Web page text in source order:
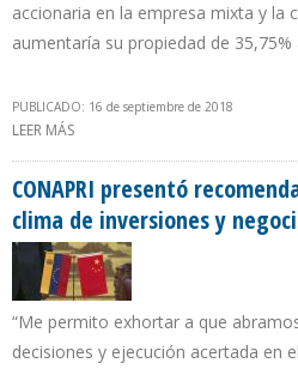
accionaria en la empresa mixta y la
aumentaría su propiedad de 35,75%
PUBLICADO: 16 de septiembre de 2018
LEER MÁS
CONAPRI presentó
clima de inversiones y
“Me permito exhortar a que
decisiones y ejecución acertada en